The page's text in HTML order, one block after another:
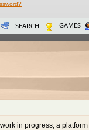
SEARCH GAMES
in progress, a